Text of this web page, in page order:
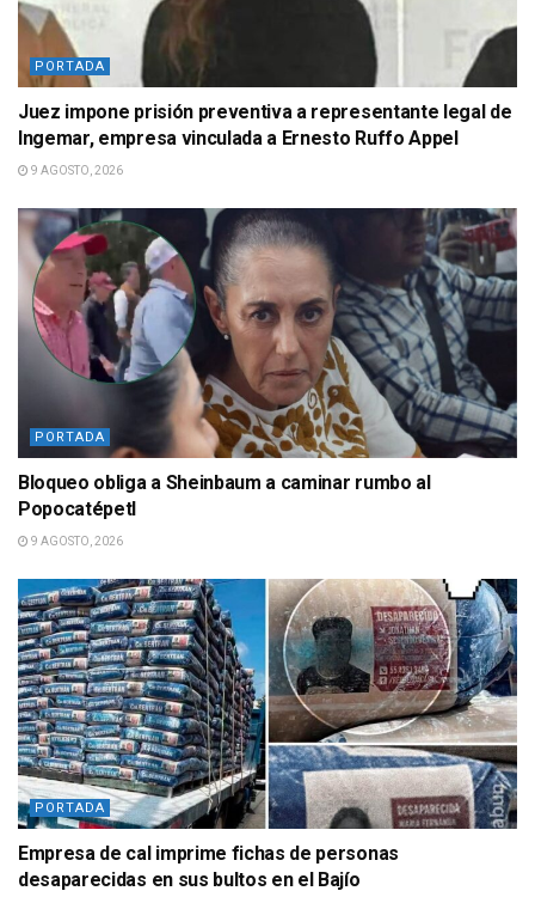
PORTADA
Juez impone prisión preventiva a representante legal de
Ingemar, empresa vinculada a Ernesto Ruffo Appel
9 AGOSTO, 2026
PORTADA
Bloqueo obliga a Sheinbaum a caminar rumbo al
Popocatépetl
9 AGOSTO, 2026
PORTADA
Empresa de cal imprime fichas de personas
desaparecidas en sus bultos en el Bajío